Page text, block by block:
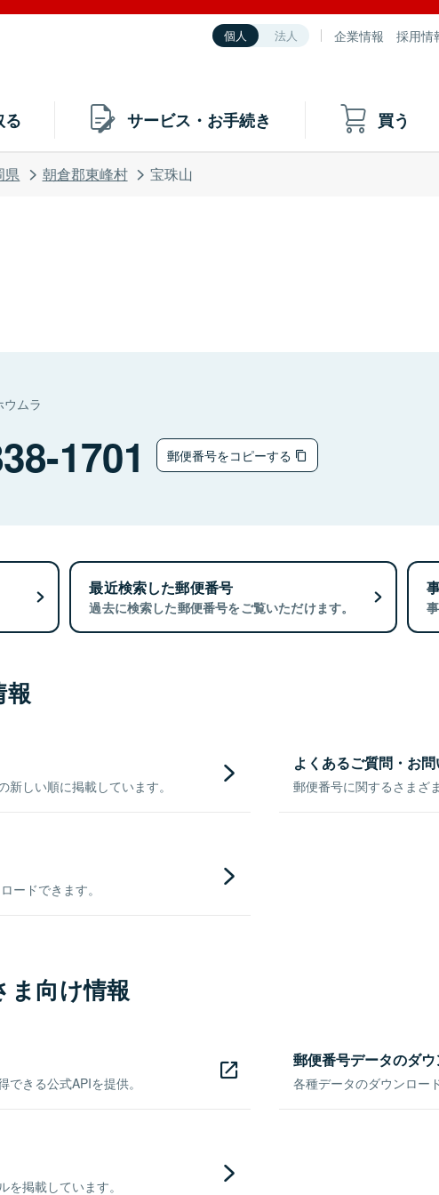
個人 法人 企業情報 採用情
る サービス・お手続き 買う
県 朝倉郡東峰村 宝珠山
ムラ
1701 郵便番号をコピーする
最近検索した郵便番号
過去に検索した郵便番号をご覧いただけます。
報
しい順に掲載しています。
よくあるご質問・お
郵便番号に関するさまざ
ードできます。
ま向け情報
きる公式APIを提供。
郵便番号データのダ
各種データのダウンロー
掲載しています。